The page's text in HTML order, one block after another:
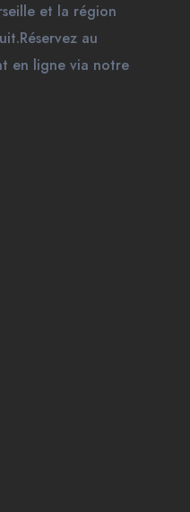
et la région
au
en ligne via notre